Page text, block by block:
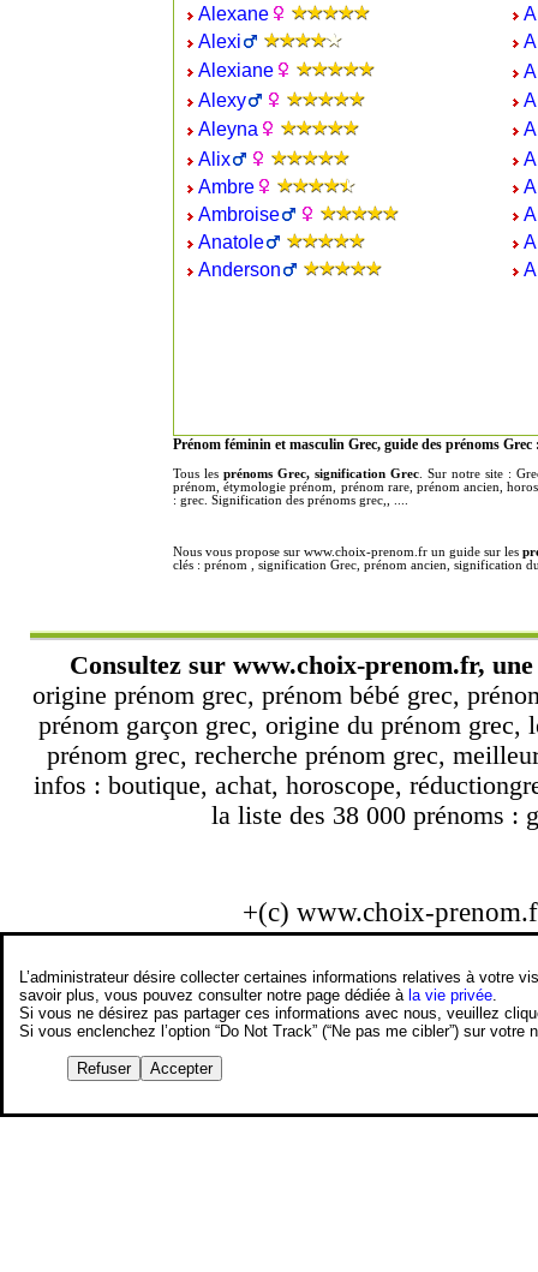
Alexane
Alexi
Alexiane
Alexy
Aleyna
Alix
Ambre
Ambroise
Anatole
Anderson
Prénom féminin et masculin Grec, guide des prénoms Grec
Tous les prénoms Grec, signification Grec . Sur notre site :
prénom, étymologie prénom, prénom rare, prénom ancien,
: grec. Signification des prénoms grec,, ....
Nous vous propose sur www.choix-prenom.fr un guide sur les
clés : prénom , signification Grec, prénom ancien, signification
Consultez sur www.choix-prenom.fr,
origine prénom grec, prénom bébé grec,
prénom garçon grec, origine du prénom
prénom grec, recherche prénom grec,
infos : boutique, achat, horoscope,
la liste des 38 000 prénoms :
+(c) www.choix-
L’administrateur désire collecter certaines informations relatives à votre
savoir plus, vous pouvez consulter notre page dédiée àla vie privée
Si vous ne désirez pas partager ces informations avec nous, veuillez
Si vous enclenchez l’option “Do Not Track” (“Ne pas me cibler”) sur
Refuser Accepter